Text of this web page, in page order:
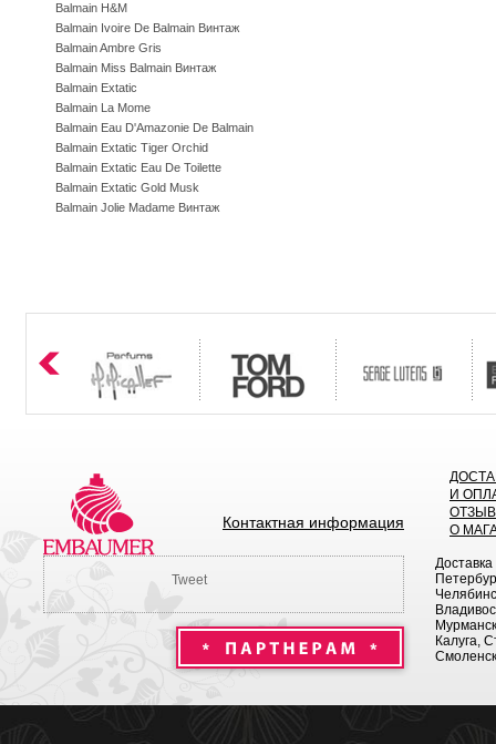
Balmain H&M
Balmain Ivoire De Balmain Винтаж
Balmain Ambre Gris
Balmain Miss Balmain Винтаж
Balmain Extatic
Balmain La Mome
Balmain Eau D'Amazonie De Balmain
Balmain Extatic Tiger Orchid
Balmain Extatic Eau De Toilette
Balmain Extatic Gold Musk
Balmain Jolie Madame Винтаж
Контактная информация
И
О
Tweet
Калуга,